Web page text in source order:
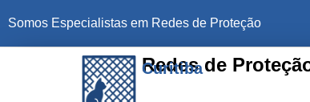
Somos Especialistas em Redes de Proteção
Redes de
Curitiba